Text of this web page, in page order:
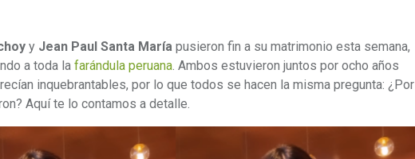
y Jean Paul Santa María pusieron fin a su matrimonio esta semana,
a toda la farándula peruana . Ambos estuvieron juntos por ocho años
inquebrantables, por lo que todos se hacen la misma pregunta: ¿Por
Aquí te lo contamos a detalle.